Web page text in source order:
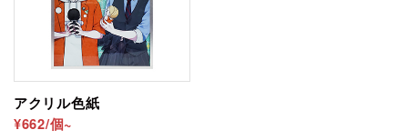
アクリル色紙
¥662/個~